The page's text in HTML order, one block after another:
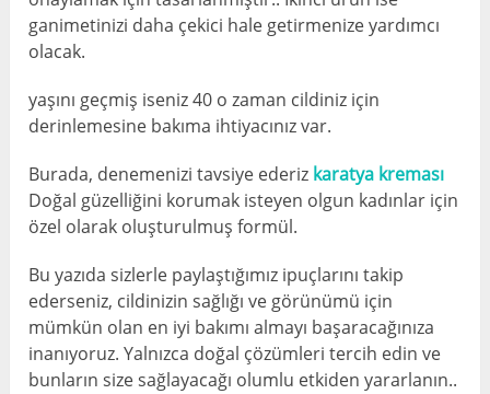
ganimetinizi daha çekici hale getirmenize yardımcı
olacak.
yaşını geçmiş iseniz 40 o zaman cildiniz için
derinlemesine bakıma ihtiyacınız var.
Burada, denemenizi tavsiye ederiz karatya kreması
Doğal güzelliğini korumak isteyen olgun kadınlar için
özel olarak oluşturulmuş formül.
Bu yazıda sizlerle paylaştığımız ipuçlarını takip
ederseniz, cildinizin sağlığı ve görünümü için
mümkün olan en iyi bakımı almayı başaracağınıza
inanıyoruz. Yalnızca doğal çözümleri tercih edin ve
bunların size sağlayacağı olumlu etkiden yararlanın..